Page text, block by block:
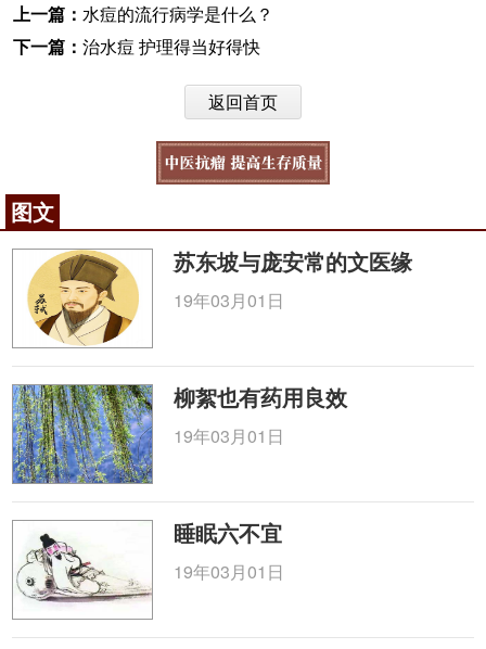
上一篇： 水痘的流行病学是什么？
下一篇： 治水痘 护理得当好得快
返回首页
图文
苏东坡与庞安常的文医缘
19年03月01日
柳絮也有药用良效
19年03月01日
睡眠六不宜
19年03月01日